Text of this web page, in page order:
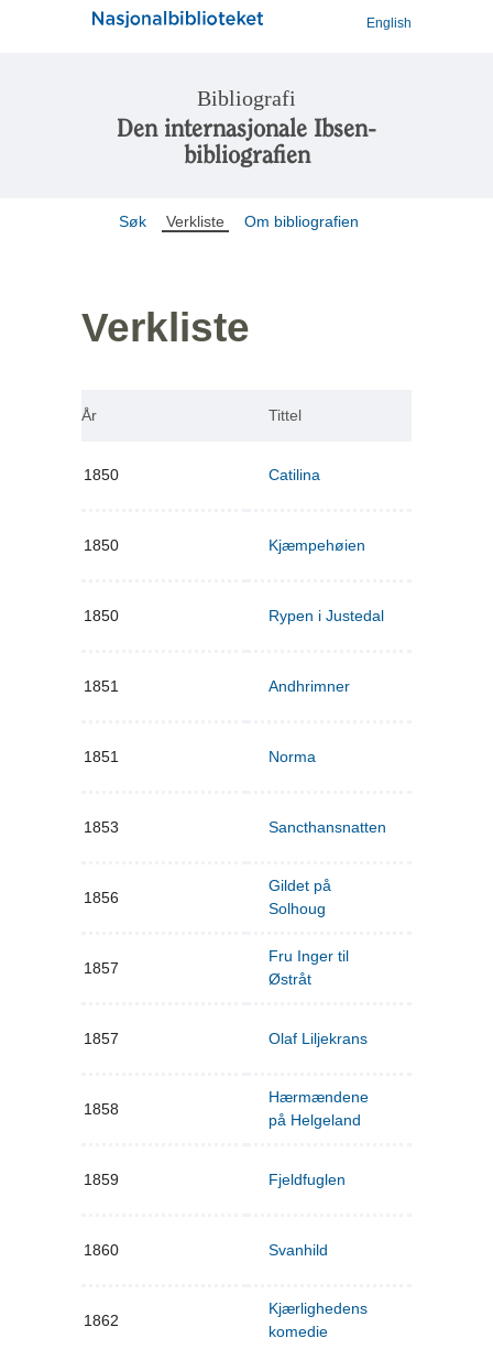
English
Bibliografi
Den internasjonale Ibsen-
bibliografien
Søk Verkliste Om bibliografien
Verkliste
År Tittel
1850 Catilina
1850 Kjæmpehøien
1850 Rypen i Justedal
1851 Andhrimner
1851 Norma
1853 Sancthansnatten
1856
Gildet på
Solhoug
1857
Fru Inger til
Østråt
1857 Olaf Liljekrans
1858
Hærmændene
på Helgeland
1859 Fjeldfuglen
1860 Svanhild
1862
Kjærlighedens
komedie